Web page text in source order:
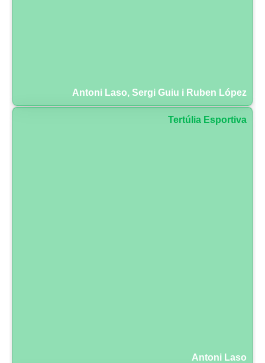
Antoni Laso, Sergi Guiu i Ruben López
Tertúlia Esportiva
Antoni Laso